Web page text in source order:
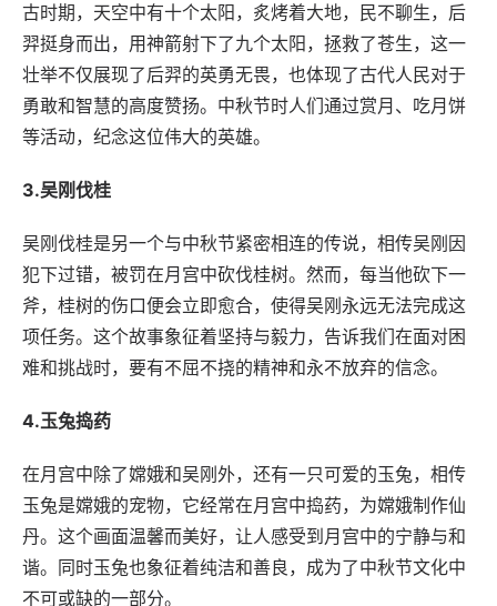
古时期，天空中有十个太阳，炙烤着大地，民不聊生，后
羿挺身而出，用神箭射下了九个太阳，拯救了苍生，这一
壮举不仅展现了后羿的英勇无畏，也体现了古代人民对于
勇敢和智慧的高度赞扬。中秋节时人们通过赏月、吃月饼
等活动，纪念这位伟大的英雄。
3.吴刚伐桂
吴刚伐桂是另一个与中秋节紧密相连的传说，相传吴刚因
犯下过错，被罚在月宫中砍伐桂树。然而，每当他砍下一
斧，桂树的伤口便会立即愈合，使得吴刚永远无法完成这
项任务。这个故事象征着坚持与毅力，告诉我们在面对困
难和挑战时，要有不屈不挠的精神和永不放弃的信念。
4.玉兔捣药
在月宫中除了嫦娥和吴刚外，还有一只可爱的玉兔，相传
玉兔是嫦娥的宠物，它经常在月宫中捣药，为嫦娥制作仙
丹。这个画面温馨而美好，让人感受到月宫中的宁静与和
谐。同时玉兔也象征着纯洁和善良，成为了中秋节文化中
不可或缺的一部分。